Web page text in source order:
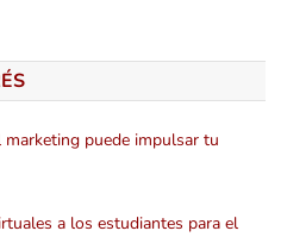
marketing puede impulsar tu
a los estudiantes para el